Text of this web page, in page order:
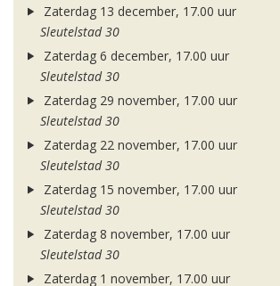
Zaterdag 13 december, 17.00 uur
Sleutelstad 30
Zaterdag 6 december, 17.00 uur
Sleutelstad 30
Zaterdag 29 november, 17.00 uur
Sleutelstad 30
Zaterdag 22 november, 17.00 uur
Sleutelstad 30
Zaterdag 15 november, 17.00 uur
Sleutelstad 30
Zaterdag 8 november, 17.00 uur
Sleutelstad 30
Zaterdag 1 november, 17.00 uur